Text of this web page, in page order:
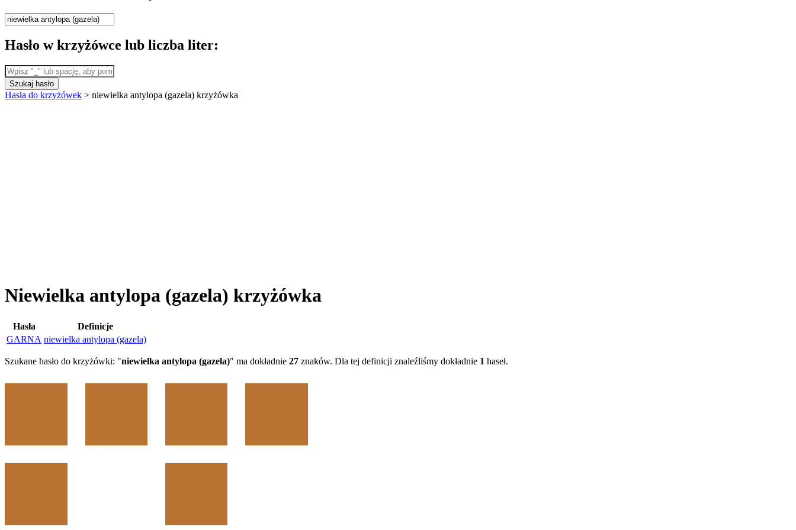
Hasło w krzyżówce lub liczba liter:
Szukaj hasło
Hasła do krzyżówek > niewielka antylopa (gazela) krzyżówka
Niewielka antylopa (gazela) krzyżówka
Hasła
Definicje
GARNA niewielka antylopa (gazela)
Szukane hasło do krzyżówki: "niewielka antylopa (gazela)" ma dokładnie 27 znaków. Dla tej definicji znaleźliśmy dokładnie 1 haseł.